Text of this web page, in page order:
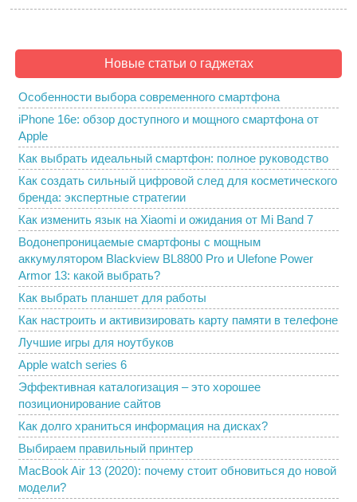
Новые статьи о гаджетах
Особенности выбора современного смартфона
iPhone 16e: обзор доступного и мощного смартфона от
Apple
Как выбрать идеальный смартфон: полное руководство
Как создать сильный цифровой след для косметического
бренда: экспертные стратегии
Как изменить язык на Xiaomi и ожидания от Mi Band 7
Водонепроницаемые смартфоны с мощным
аккумулятором Blackview BL8800 Pro и Ulefone Power
Armor 13: какой выбрать?
Как выбрать планшет для работы
Как настроить и активизировать карту памяти в телефоне
Лучшие игры для ноутбуков
Apple watch series 6
Эффективная каталогизация – это хорошее
позиционирование сайтов
Как долго храниться информация на дисках?
Выбираем правильный принтер
MacBook Air 13 (2020): почему стоит обновиться до новой
модели?